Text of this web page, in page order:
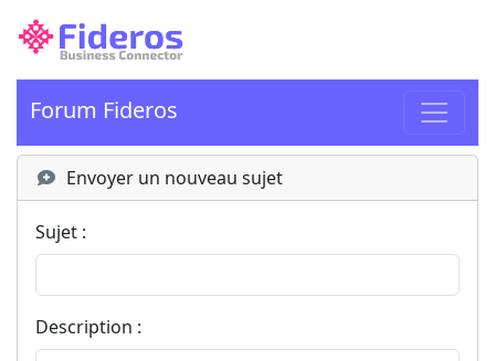
Forum Fideros
Envoyer un nouveau sujet
Sujet :
Description :